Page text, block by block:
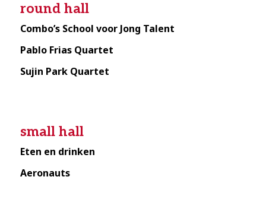
round hall
Combo’s School voor Jong Talent
Pablo Frias Quartet
Sujin Park Quartet
small hall
Eten en drinken
Aeronauts